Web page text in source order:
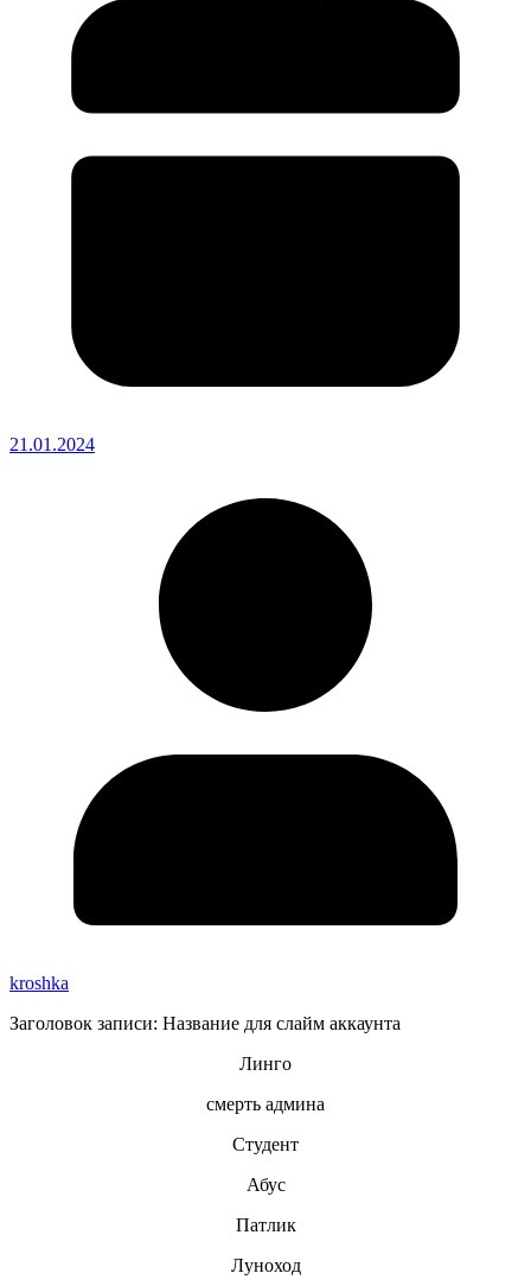
21.01.2024
kroshka
Заголовок записи: Название для слайм аккаунта
Линго
смерть админа
Студент
Абус
Патлик
Луноход